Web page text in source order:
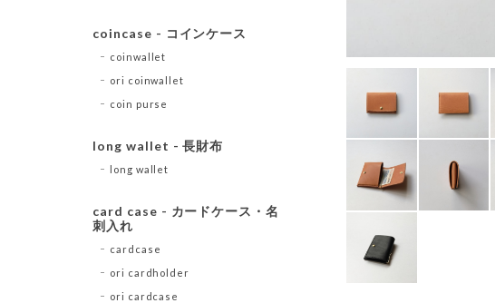
coincase - コインケース
coinwallet
ori coinwallet
coin purse
long wallet - 長財布
long wallet
card case - カードケース・名
刺入れ
cardcase
ori cardholder
ori cardcase